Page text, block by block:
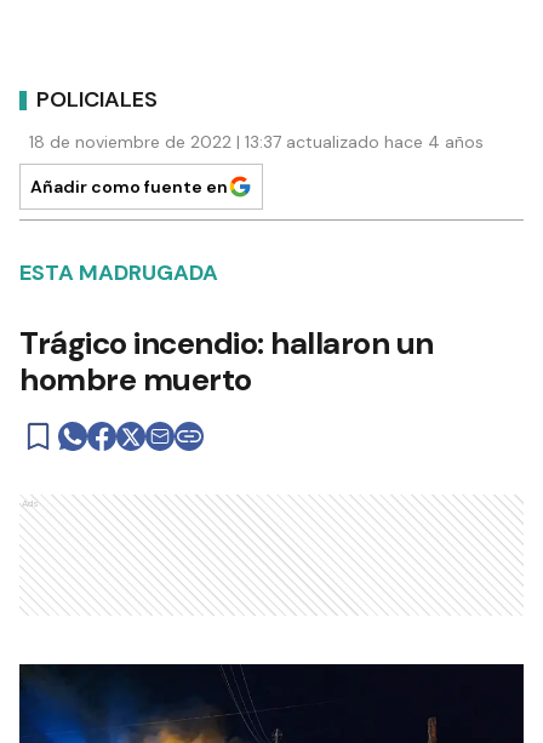
POLICIALES
18 de noviembre de 2022 | 13:37 actualizado hace 4 años
Añadir como fuente en
ESTA MADRUGADA
Trágico incendio: hallaron un
hombre muerto
Ads